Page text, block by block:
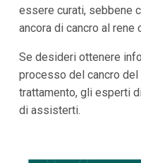
essere curati, sebbene
ancora di cancro al rene
Se desideri ottenere
processo del cancro
trattamento, gli esperti
di assisterti.